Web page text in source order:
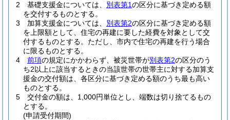
2
基礎支援金については、 別表第1の区分に基づき定める額
を交付するものとする。
3
加算支援金については、 別表第2の区分に基づき定める額
を上限額として、住宅の再建に要した経費を対象として交
付するものとする。 ただし、市内で住宅の再建を行う場合
に限るものとする。
4
前項の規定にかかわらず、被災世帯が別表第2の区分のう
ち2以上に該当するときの当該世帯の世帯主に対する加算支
援金の交付額は、各区分に基づき定める額のうち最も高い
ものとする。
5
交付金の額は、1,000円単位とし、端数は切り捨てるもの
とする。
(申請受付期間)